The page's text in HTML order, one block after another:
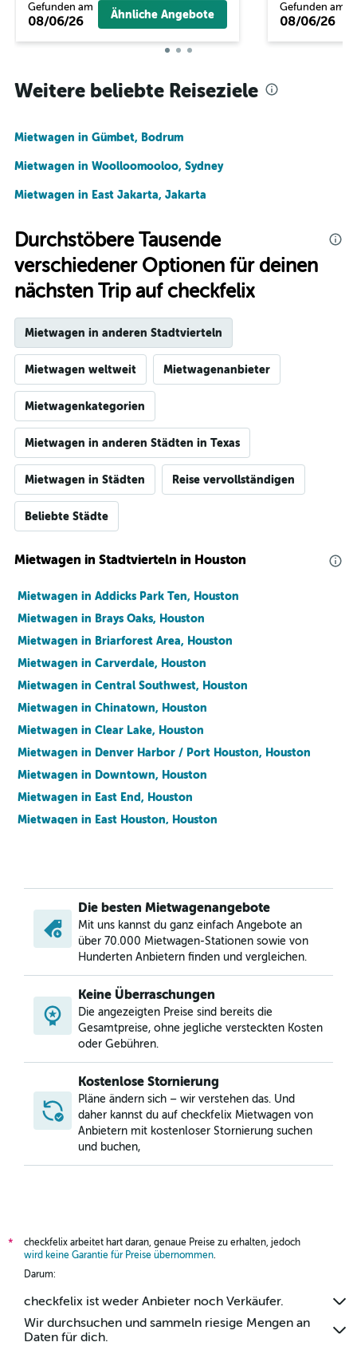
Gefunden am
08/06/26 Ähnliche Angebote
Gefunden am
08/06/26
Weitere beliebte Reiseziele
Mietwagen in Gümbet, Bodrum
Mietwagen in Woolloomooloo, Sydney
Mietwagen in East Jakarta, Jakarta
Durchstöbere Tausende
verschiedener Optionen für deinen
nächsten Trip auf checkfelix
Mietwagen in anderen Stadtvierteln
Mietwagen weltweit Mietwagenanbieter
Mietwagenkategorien
Mietwagen in anderen Städten in Texas
Mietwagen in Städten Reise vervollständigen
Beliebte Städte
Mietwagen in Stadtvierteln in Houston
Mietwagen in Addicks Park Ten, Houston
Mietwagen in Brays Oaks, Houston
Mietwagen in Briarforest Area, Houston
Mietwagen in Carverdale, Houston
Mietwagen in Central Southwest, Houston
Mietwagen in Chinatown, Houston
Mietwagen in Clear Lake, Houston
Mietwagen in Denver Harbor / Port Houston, Houston
Mietwagen in Downtown, Houston
Mietwagen in East End, Houston
Mietwagen in East Houston, Houston
Mietwagen in Fairbanks / Northwest Crossing, Houston
Mietwagen in Fort Bend / Houston, Houston
Mietwagen in Fourth Ward, Houston
Mietwagen in Greenway / Upper Kirby Area, Houston
Mietwagen in Hidden Valley, Houston
Mietwagen in Independence Heights, Houston
Mietwagen in Kingwood, Houston
Die besten Mietwagenangebote
Mit uns kannst du ganz einfach Angebote an
über 70.000 Mietwagen-Stationen sowie von
Hunderten Anbietern finden und vergleichen.
Keine Überraschungen
Die angezeigten Preise sind bereits die
Gesamtpreise, ohne jegliche versteckten Kosten
oder Gebühren.
Kostenlose Stornierung
Pläne ändern sich – wir verstehen das. Und
daher kannst du auf checkfelix Mietwagen von
Anbietern mit kostenloser Stornierung suchen
und buchen,
*
checkfelix arbeitet hart daran, genaue Preise zu erhalten, jedoch
wird keine Garantie für Preise übernommen.
Darum:
checkfelix ist weder Anbieter noch Verkäufer.
Wir durchsuchen und sammeln riesige Mengen an
Daten für dich.